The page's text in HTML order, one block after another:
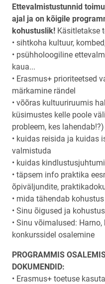
Ettevalmistustunnid
ajal ja on kõigile
kohustuslik! Käsitletakse
• sihtkoha kultuur,
• psühholoogiline
kaua...
• Erasmus+ prioriteetsed
märkamine rändel
• võõras kultuuriruumis
küsimustes kelle poole
probleem, kes lahendab!?)
• kuidas reisida ja kuidas
valmistuda
• kuidas
• täpsem info praktika
õpiväljundite,
• mida tähendab
• Sinu õigused ja
• Sinu võimalused:
konkurssidel osalemine
PROGRAMMIS
DOKUMENDID:
• Erasmus+ toetuse